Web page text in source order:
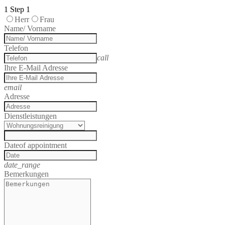
1 Step 1
Herr
Frau
Name/ Vorname
Telefon
call
Ihre E-Mail Adresse
email
Adresse
Dienstleistungen
Dateof appointment
date_range
Bemerkungen